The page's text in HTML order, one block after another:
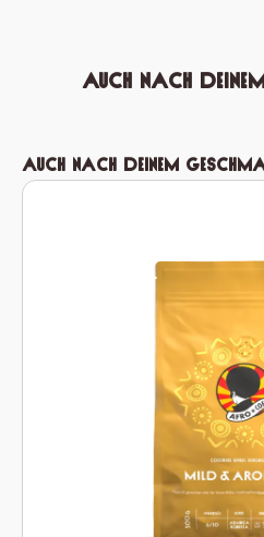
Auch nach
Produktgalerie überspringen
Auch nach deinem